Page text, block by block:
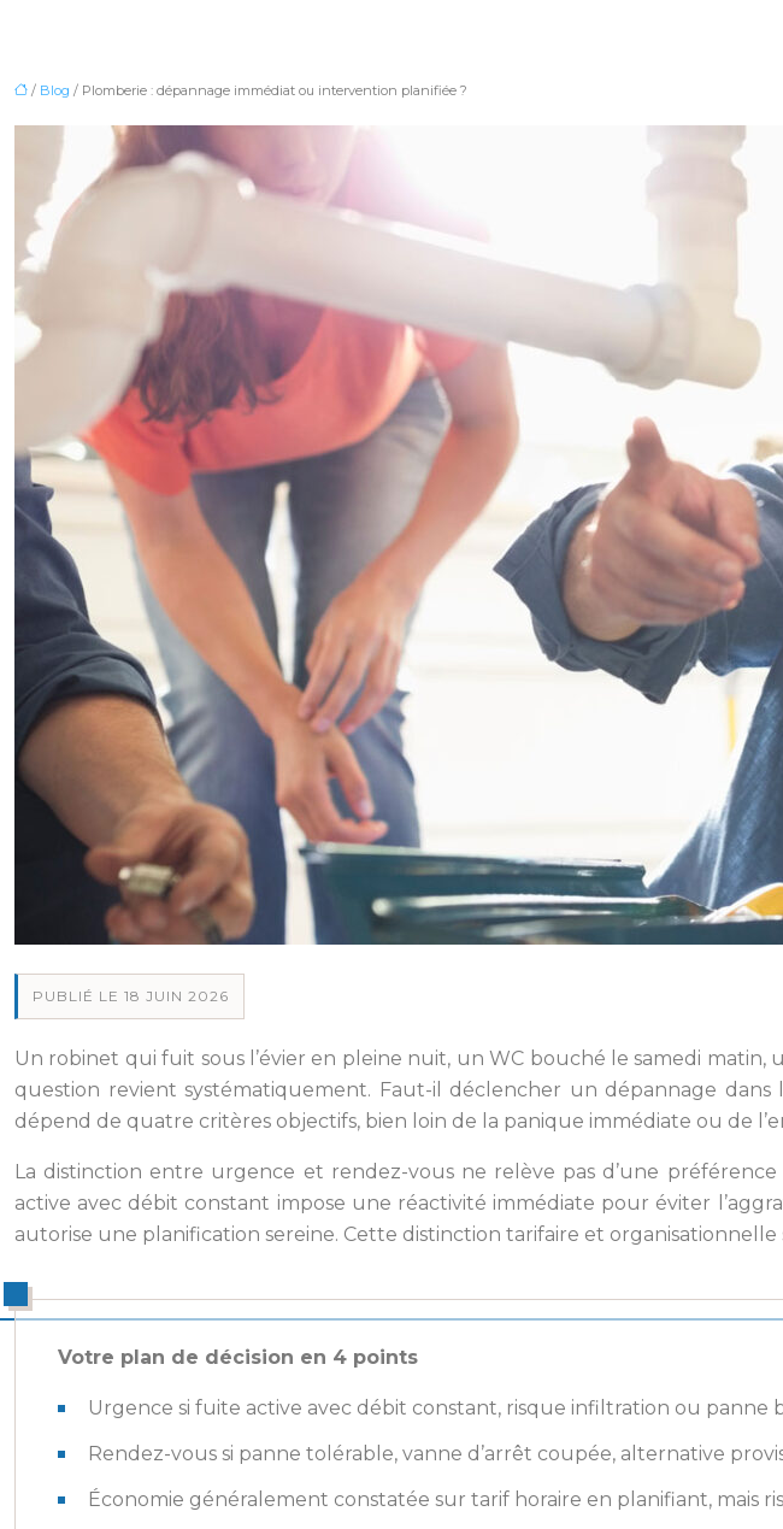
/ Blog / Plomberie : dépannage immédiat ou intervention planifiée ?
PUBLIÉ LE 18 JUIN 2026
Un robinet qui fuit sous l’évier en pleine nuit, un WC bouché le samedi
question revient systématiquement. Faut-il déclencher un dépannage
dépend de quatre critères objectifs, bien loin de la panique immédiate ou de
La distinction entre urgence et rendez-vous ne relève pas d’une
active avec débit constant impose une réactivité immédiate pour éviter
autorise une planification sereine. Cette distinction tarifaire et
Votre plan de décision en 4 points
Urgence si fuite active avec débit constant, risque infiltration ou panne
Rendez-vous si panne tolérable, vanne d’arrêt coupée, alternative
Économie généralement constatée sur tarif horaire en planifiant, mais